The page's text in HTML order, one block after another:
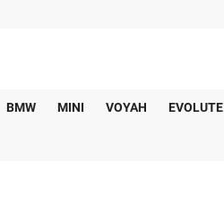
BMW MINI VOYAH EVOLUTE